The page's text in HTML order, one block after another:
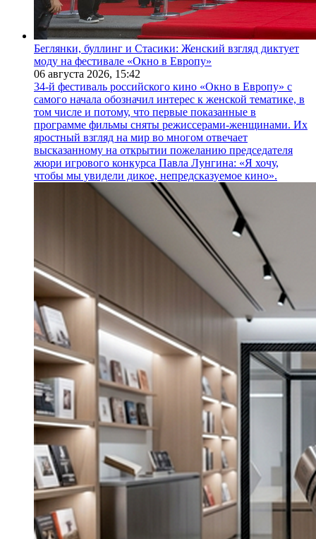
Беглянки, буллинг и Стасики: Женский взгляд диктует
моду на фестивале «Окно в Европу»
06 августа 2026, 15:42
34-й фестиваль российского кино «Окно в Европу» с
самого начала обозначил интерес к женской тематике, в
том числе и потому, что первые показанные в
программе фильмы сняты режиссерами-женщинами. Их
яростный взгляд на мир во многом отвечает
высказанному на открытии пожеланию председателя
жюри игрового конкурса Павла Лунгина: «Я хочу,
чтобы мы увидели дикое, непредсказуемое кино».